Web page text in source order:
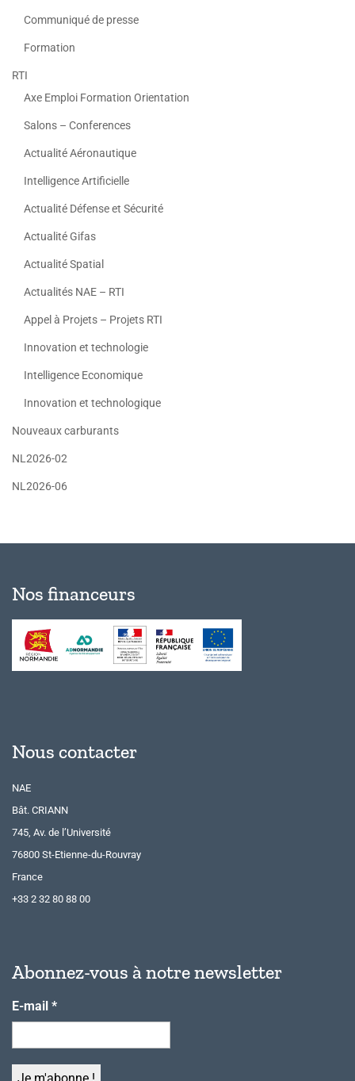
Communiqué de presse
Formation
RTI
Axe Emploi Formation Orientation
Salons – Conferences
Actualité Aéronautique
Intelligence Artificielle
Actualité Défense et Sécurité
Actualité Gifas
Actualité Spatial
Actualités NAE – RTI
Appel à Projets – Projets RTI
Innovation et technologie
Intelligence Economique
Innovation et technologique
Nouveaux carburants
NL2026-02
NL2026-06
Nos financeurs
Nous contacter
NAE
Bât. CRIANN
745, Av. de l’Université
76800 St-Etienne-du-Rouvray
France
+33 2 32 80 88 00
Abonnez-vous à notre newsletter
E-mail *